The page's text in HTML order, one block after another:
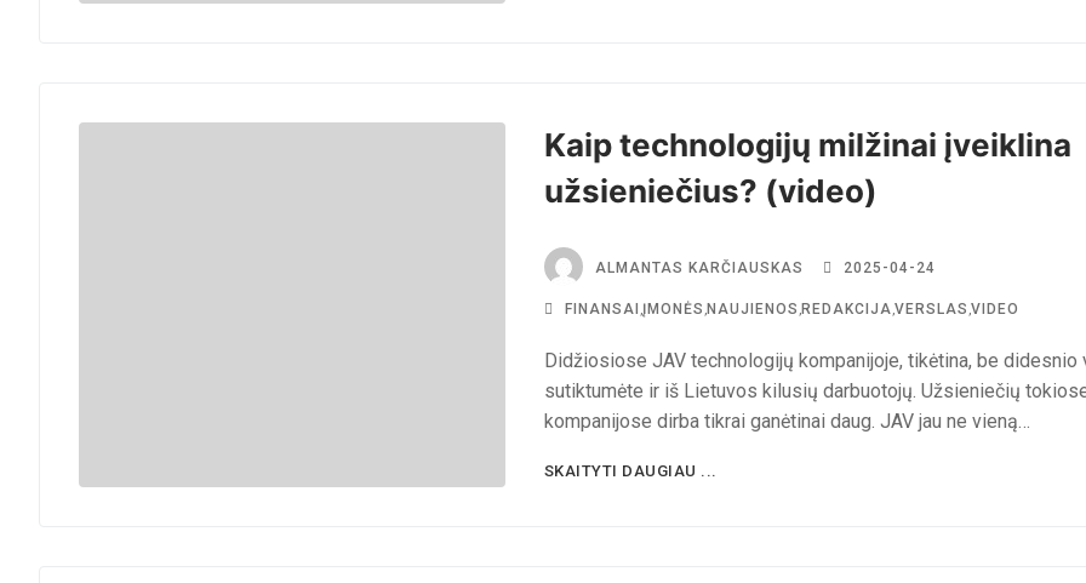
Kaip technologijų milžinai įveiklina
užsieniečius? (video)
ALMANTAS KARČIAUSKAS 2025-04-24
FINANSAI ,ĮMONĖS ,NAUJIENOS ,REDAKCIJA,VERSLAS ,VIDEO
Didžiosiose JAV technologijų kompanijoje, tikėtina, be didesnio
sutiktumėte ir iš Lietuvos kilusių darbuotojų. Užsieniečių
kompanijose dirba tikrai ganėtinai daug. JAV jau ne vieną…
SKAITYTI DAUGIAU ...